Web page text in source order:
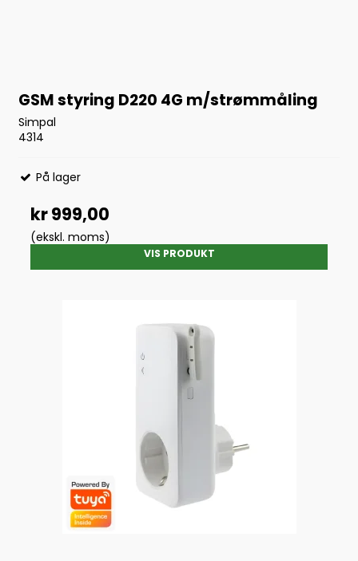
GSM styring D220 4G m/strømmåling
Simpal
4314
På lager
kr 999,00
(ekskl. moms)
VIS PRODUKT